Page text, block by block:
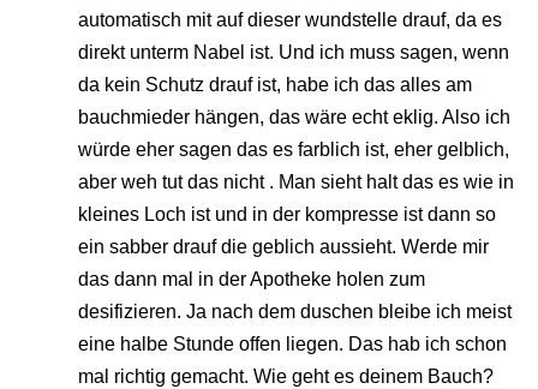
automatisch mit auf dieser wundstelle drauf, da es
direkt unterm Nabel ist. Und ich muss sagen, wenn
da kein Schutz drauf ist, habe ich das alles am
bauchmieder hängen, das wäre echt eklig. Also ich
würde eher sagen das es farblich ist, eher gelblich,
aber weh tut das nicht . Man sieht halt das es wie in
kleines Loch ist und in der kompresse ist dann so
ein sabber drauf die geblich aussieht. Werde mir
das dann mal in der Apotheke holen zum
desifizieren. Ja nach dem duschen bleibe ich meist
eine halbe Stunde offen liegen. Das hab ich schon
mal richtig gemacht. Wie geht es deinem Bauch?